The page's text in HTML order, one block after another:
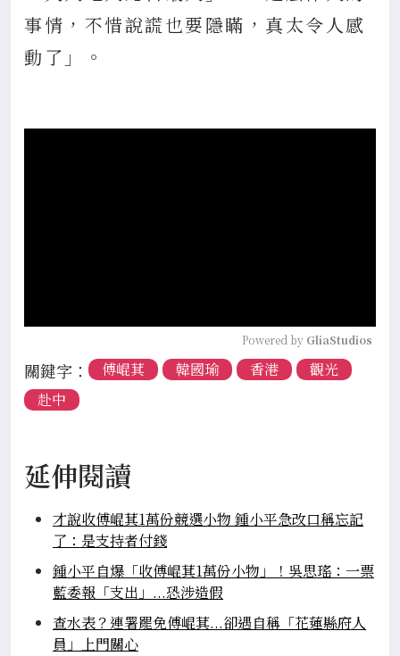
事情，不惜說謊也要隱瞞，真太令人感
動了」。
Powered by GliaStudios
關鍵字： 傅崐萁 韓國瑜 香港
觀光
赴中
延伸閱讀
才說收傅崐萁1萬份競選小物 鍾小平急改口稱忘記
了：是支持者付錢
鍾小平自爆「收傅崐萁1萬份小物」！吳思瑤：一票
藍委報「支出」...恐涉造假
查水表？連署罷免傅崐萁...卻遇自稱「花蓮縣府人
員」上門關心